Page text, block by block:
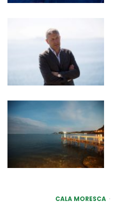
CALA MORESCA